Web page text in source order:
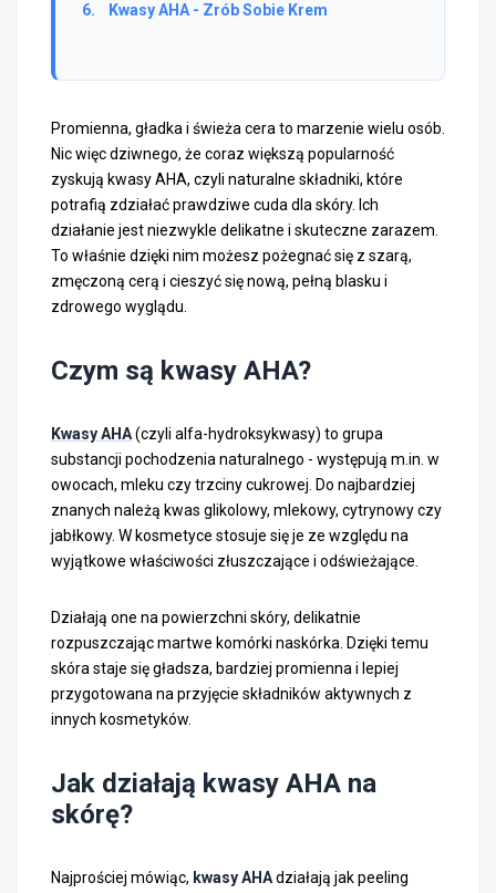
Kwasy AHA - Zrób Sobie Krem
Promienna, gładka i świeża cera to marzenie wielu osób.
Nic więc dziwnego, że coraz większą popularność
zyskują kwasy AHA, czyli naturalne składniki, które
potrafią zdziałać prawdziwe cuda dla skóry. Ich
działanie jest niezwykle delikatne i skuteczne zarazem.
To właśnie dzięki nim możesz pożegnać się z szarą,
zmęczoną cerą i cieszyć się nową, pełną blasku i
zdrowego wyglądu.
Czym są kwasy AHA?
Kwasy AHA(czyli alfa-hydroksykwasy) to grupa
substancji pochodzenia naturalnego - występują m.in. w
owocach, mleku czy trzciny cukrowej. Do najbardziej
znanych należą kwas glikolowy, mlekowy, cytrynowy czy
jabłkowy. W kosmetyce stosuje się je ze względu na
wyjątkowe właściwości złuszczające i odświeżające.
Działają one na powierzchni skóry, delikatnie
rozpuszczając martwe komórki naskórka. Dzięki temu
skóra staje się gładsza, bardziej promienna i lepiej
przygotowana na przyjęcie składników aktywnych z
innych kosmetyków.
Jak działają kwasy AHA na
skórę?
Najprościej mówiąc, kwasy AHAdziałają jak peeling